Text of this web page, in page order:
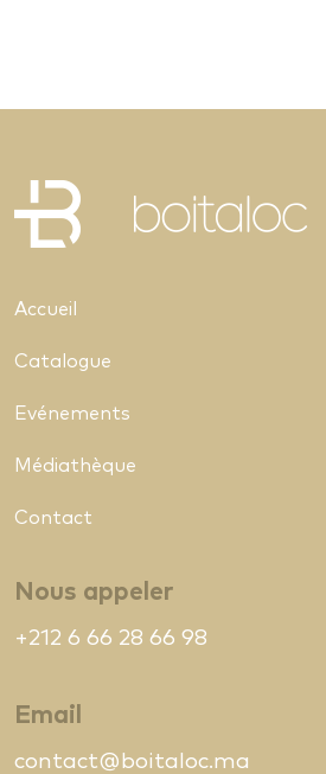
Accueil
Catalogue
Evénements
Médiathèque
Contact
Nous appeler
+212 6 66 28 66 98
Email
contact@boitaloc.ma